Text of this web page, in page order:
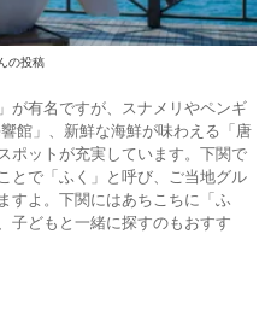
の投稿
が有名ですが、スナメリやペンギ
館」、新鮮な海鮮が味わえる「唐
ポットが充実しています。下関で
とで「ふく」と呼び、ご当地グル
すよ。下関にはあちこちに「ふ
子どもと一緒に探すのもおすす